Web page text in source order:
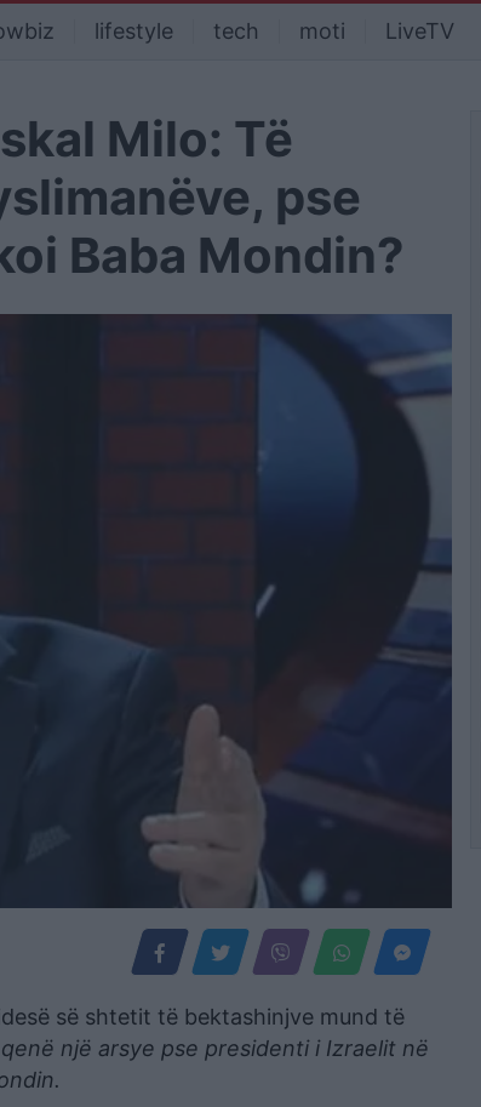
lifestyle tech moti LiveTV
Milo: Të
pse
Baba Mondin?
së shtetit të bektashinjve mund të
një arsye pse presidenti i Izraelit në